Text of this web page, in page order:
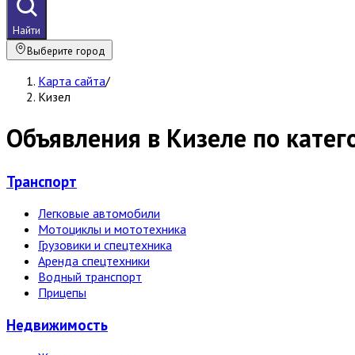
Найти
Выберите город
Карта сайта/
Кизел
Объявления в Кизеле по
Транспорт
Легковые автомобили
Мотоциклы и мототехника
Грузовики и спецтехника
Аренда спецтехники
Водный транспорт
Прицепы
Недвижи­мость